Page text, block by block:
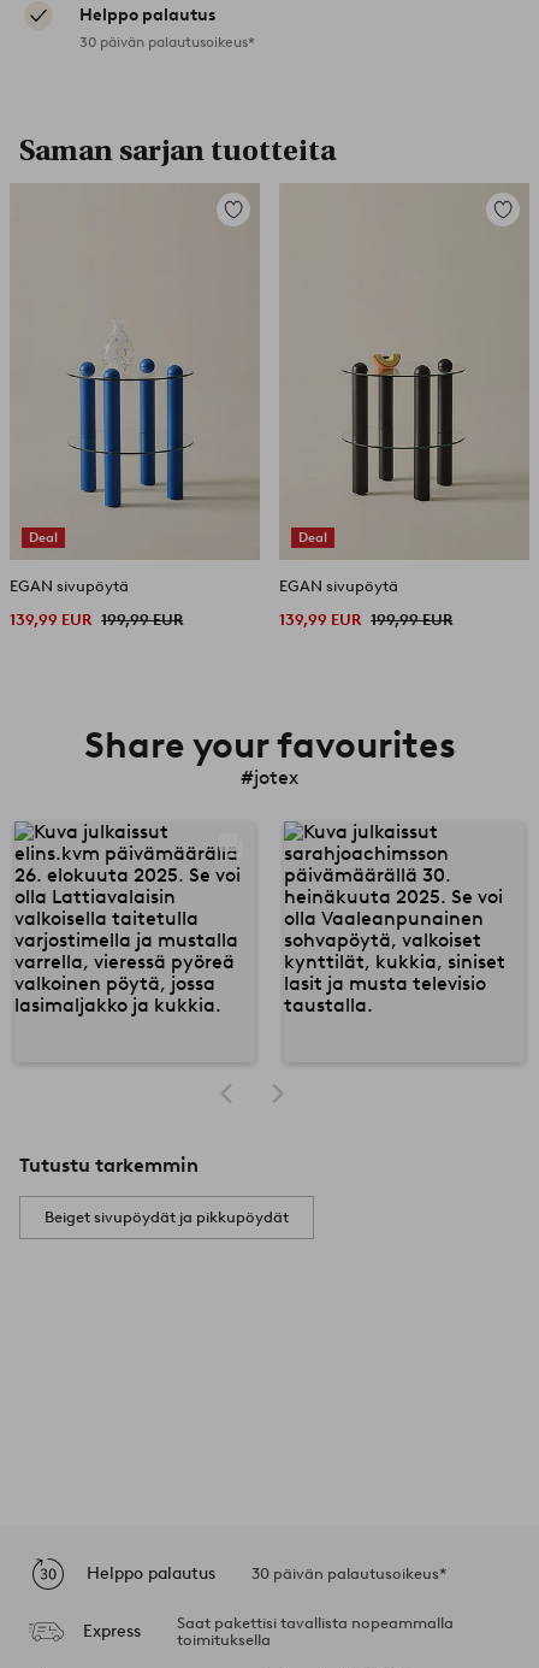
Helppo palautus
30 päivän palautusoikeus*
Saman sarjan tuotteita
Deal
Lisää
EGAN sivupöytä
139,99 EUR 199,99 EUR
Deal
Lisää
EGAN sivupöytä
139,99 EUR 199,99 EUR
Share your favourites
#jotex
Tutustu tarkemmin
Beiget sivupöydät ja pikkupöydät
Helppo palautus 30 päivän palautusoikeus*
Express
Saat pakettisi tavallista nopeammalla
toimituksella